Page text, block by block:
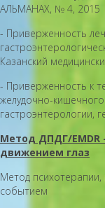
АЛЬМАНАХ, № 4, 2015
- Приверженность
Казанский
- Приверженность к
желудочно-
гастроэнтерологии,
Метод ДПДГ/EMDR
движением глаз
Метод
событием